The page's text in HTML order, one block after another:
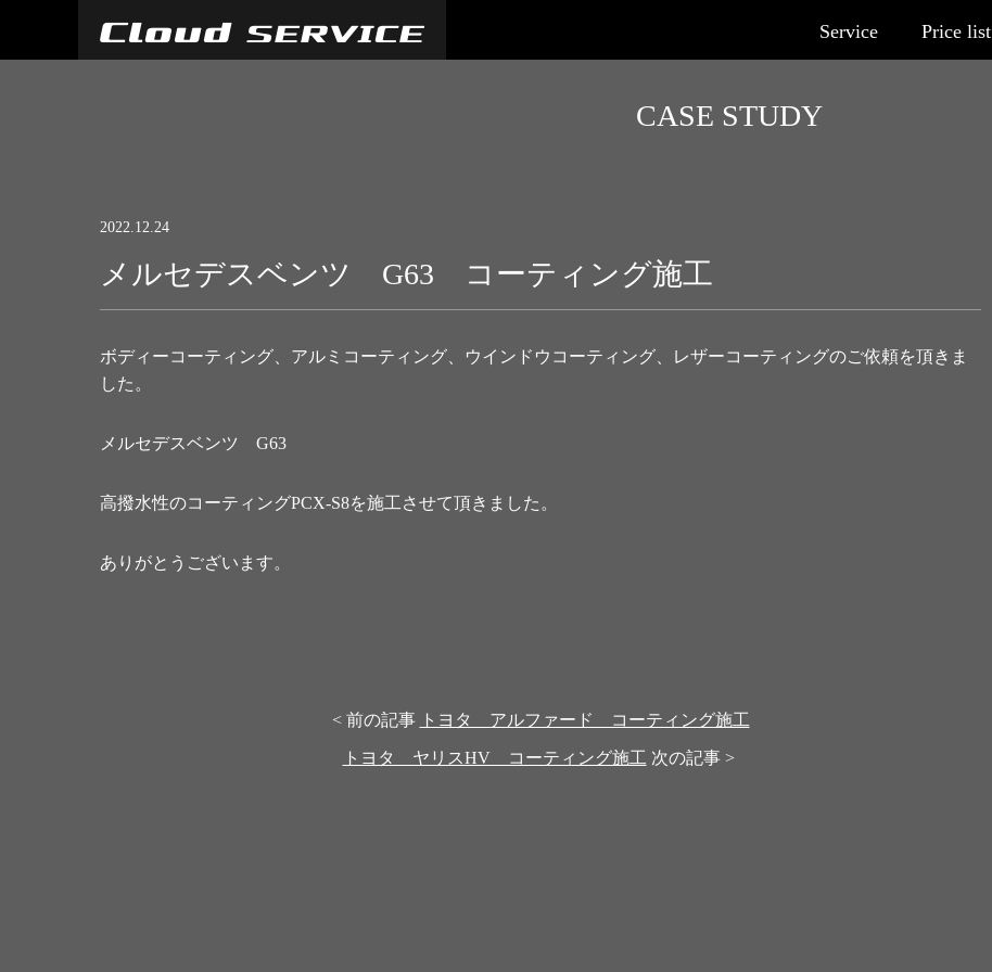
Service Price list
CASE STUDY
2022.12.24
メルセデスベンツ G63 コーティング施工
ボディーコーティング、アルミコーティング、ウインドウコーティング、レザーコーティングのご依頼を頂きま
した。
メルセデスベンツ G63
高撥水性のコーティングPCX-S8を施工させて頂きました。
ありがとうございます。
< 前の記事 トヨタ アルファード コーティング施工
トヨタ ヤリスHV コーティング施工 次の記事 >